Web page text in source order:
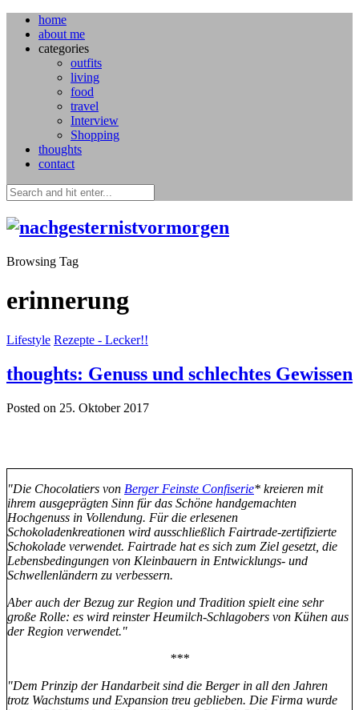
home
about me
categories
outfits
living
food
travel
Interview
Shopping
thoughts
contact
Browsing Tag
erinnerung
Lifestyle Rezepte - Lecker!!
thoughts: Genuss und schlechtes Gewissen
Posted on 25. Oktober 2017
"Die Chocolatiers von Berger Feinste Confiserie* kreieren mit
ihrem ausgeprägten Sinn für das Schöne handgemachten
Hochgenuss in Vollendung. Für die erlesenen
Schokoladenkreationen wird ausschließlich Fairtrade-zertifizierte
Schokolade verwendet. Fairtrade hat es sich zum Ziel gesetzt, die
Lebensbedingungen von Kleinbauern in Entwicklungs- und
Schwellenländern zu verbessern.
Aber auch der Bezug zur Region und Tradition spielt eine sehr
große Rolle: es wird reinster Heumilch-Schlagobers von Kühen aus
der Region verwendet."
***
"Dem Prinzip der Handarbeit sind die Berger in all den Jahren
trotz Wachstums und Expansion treu geblieben. Die Firma wurde